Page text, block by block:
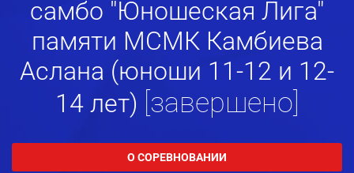
самбо "Юношеская Лига"
памяти МСМК Камбиева
Аслана (юноши 11-12 и 12-
14 лет) [завершено]
О СОРЕВНОВАНИИ